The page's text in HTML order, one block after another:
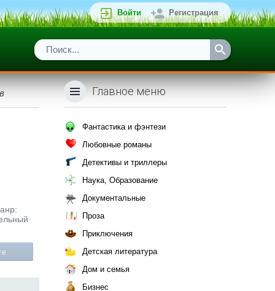
Войти Регистрация
Главное меню
Фантастика и фэнтези
Любовные романы
Детективы и триллеры
Наука, Образование
Документальные
Проза
Приключения
Детская литература
Дом и семья
Бизнес